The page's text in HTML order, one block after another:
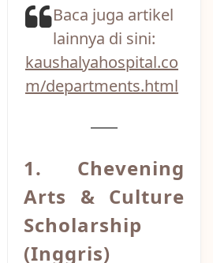
Baca juga artikel
lainnya di sini:
kaushalyahospital.co
m/departments.html
1. Chevening
Arts & Culture
Scholarship
(Inggris)